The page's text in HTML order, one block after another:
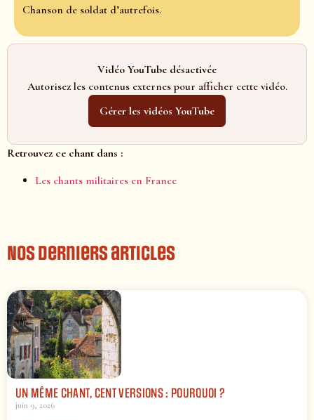
Chanson de soldat d’autrefois.
Vidéo YouTube désactivée
Autorisez les contenus externes pour afficher cette vidéo.
Gérer les vidéos YouTube
Retrouvez ce chant dans :
Les chants militaires en France
Nos derniers articles
UN MÊME CHANT, CENT VERSIONS : POURQUOI ?
juin 9, 2026